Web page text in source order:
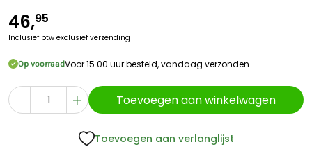
46,95
Inclusief btw exclusief verzending
Op voorraadVoor 15.00 uur besteld, vandaag verzonden
Toevoegen aan winkelwagen
Toevoegen aan verlanglijst